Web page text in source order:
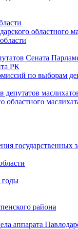
областного
Сената
РК
по выборам
областного
государственных
годы
района
аппарата